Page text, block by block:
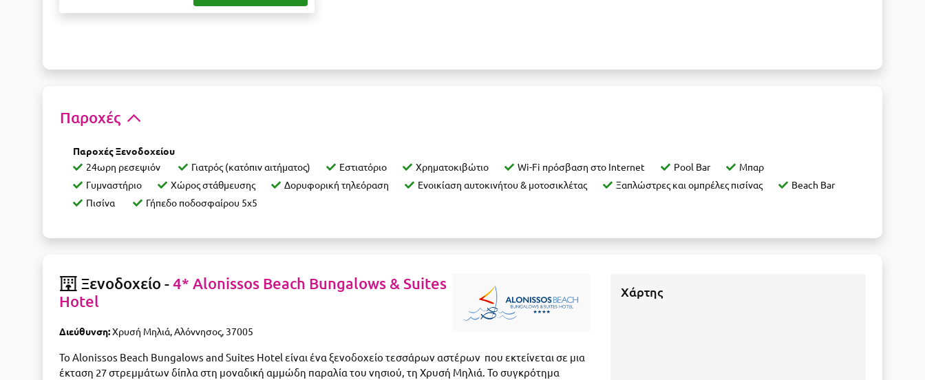
Παροχές
Παροχές Ξενοδοχείου
24ωρη ρεσεψιόν
Γιατρός (κατόπιν αιτήματος) Εστιατόριο Χρηματοκιβώτιο Wi-Fi πρόσβαση στο Internet Pool Bar
Μπαρ
Γυμναστήριο
Χώρος στάθμευσης Δορυφορική τηλεόραση Ενοικίαση αυτοκινήτου & μοτοσικλέτας Ξαπλώστρες και ομπρέλες πισίνας
Beach Bar
Πισίνα
Γήπεδο ποδοσφαίρου 5x5
Ξενοδοχείο -4* Alonissos Beach Bungalows & Suites
Hotel
Διεύθυνση:Χρυσή Μηλιά, Αλόννησος, 37005
Το Alonissos Beach Bungalows and Suites Hotel είναι ένα ξενοδοχείο τεσσάρων αστέρων που εκτείνεται σε μια
έκταση 27 στρεμμάτων δίπλα στη μοναδική αμμώδη παραλία του νησιού, τη Χρυσή Μηλιά. Το συγκρότημα
Χάρτης